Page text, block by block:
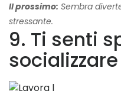
Il prossimo: Sembra
stressante.
9. Ti senti